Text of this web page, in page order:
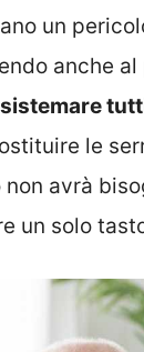
un
anche al
sistemare
le
avrà
un solo